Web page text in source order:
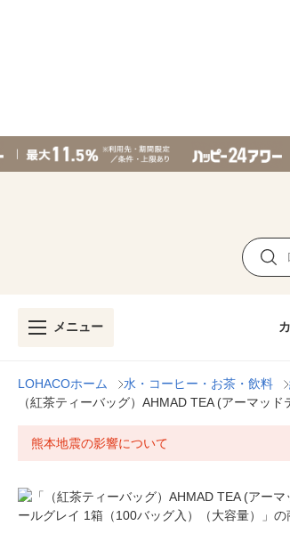
メニュー
LOHACOホーム 水・コーヒー・お茶・飲料
（紅茶ティーバッグ）AHMAD TEA (アーマッ
熊本地震の影響について